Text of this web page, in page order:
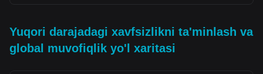
Yuqori darajadagi xavfsizlikni ta'minlash va
global muvofiqlik yo'l xaritasi